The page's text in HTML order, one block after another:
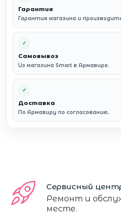
Гарантия
Гарантия магазина и
✓
Самовывоз
Из магазина Smart в Армавире.
✓
Доставка
По Армавиру по согласованию.
Сервисный
Ремонт и
месте.